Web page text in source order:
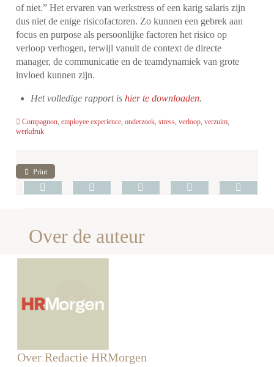
of niet.” Het ervaren van werkstress of een karig salaris zijn
dus niet de enige risicofactoren. Zo kunnen een gebrek aan
focus en purpose als persoonlijke factoren het risico op
verloop verhogen, terwijl vanuit de context de directe
manager, de communicatie en de teamdynamiek van grote
invloed kunnen zijn.
Het volledige rapport ishier te downloaden.
Compagnon,employee experience,onderzoek,stress,verloop,verzuim,
werkdruk
Print
Over de auteur
Over Redactie HRMorgen